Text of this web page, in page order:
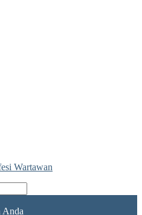
Wartawan
Anda